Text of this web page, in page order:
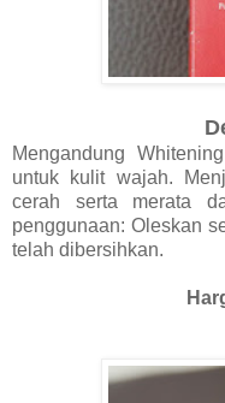
Mengandung
untuk kulit wajah.
cerah serta merata
penggunaan: Oleskan
telah dibersihkan.